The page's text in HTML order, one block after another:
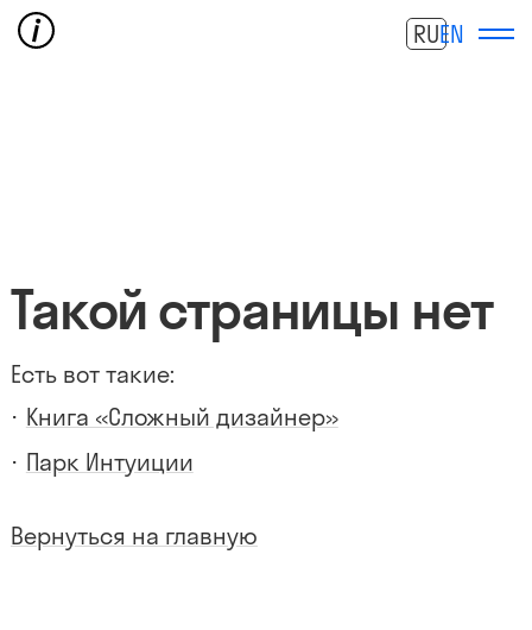
RUEN
Такой страницы нет
Есть вот такие:
Книга «Сложный дизайнер»
Парк Интуиции
Вернуться на главную